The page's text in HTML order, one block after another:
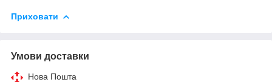
Приховати
Умови доставки
Нова Пошта